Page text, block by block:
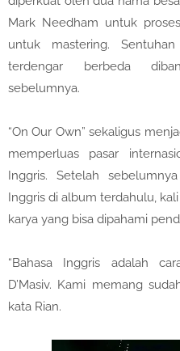
Mark Needham untuk
untuk mastering.
terdengar berbeda
sebelumnya.
“On Our Own” sekaligus
memperluas pasar
Inggris. Setelah
Inggris di album terdahulu,
karya yang bisa dipahami
“Bahasa Inggris adalah
D’Masiv. Kami memang
kata Rian.